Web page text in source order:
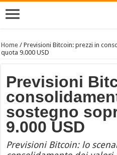
Home /Previsioni Bitcoin: prezzi in
quota 9.000 USD
Previsioni
sostegno
9.000 USD
Previsioni Bitcoin: lo